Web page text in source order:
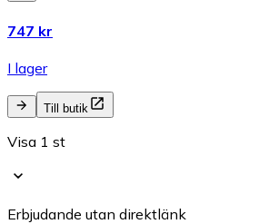
747 kr
I lager
Till butik
Visa 1 st
Erbjudande utan direktlänk